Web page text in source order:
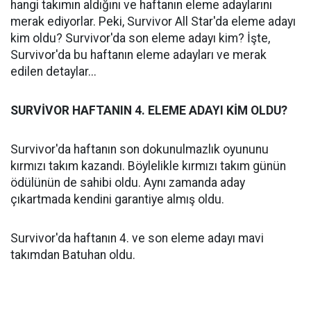
hangi takımın aldığını ve haftanın eleme adaylarını
merak ediyorlar. Peki, Survivor All Star'da eleme adayı
kim oldu? Survivor'da son eleme adayı kim? İşte,
Survivor'da bu haftanın eleme adayları ve merak
edilen detaylar...
SURVİVOR HAFTANIN 4. ELEME ADAYI KİM OLDU?
Survivor'da haftanın son dokunulmazlık oyununu
kırmızı takım kazandı. Böylelikle kırmızı takım günün
ödülünün de sahibi oldu. Aynı zamanda aday
çıkartmada kendini garantiye almış oldu.
Survivor'da haftanın 4. ve son eleme adayı mavi
takımdan Batuhan oldu.